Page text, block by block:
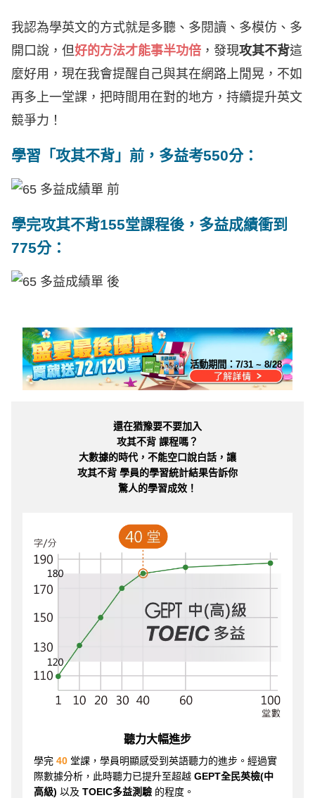
我認為學英文的方式就是多聽、多閱讀、多模仿、多
開口說，但好的方法才能事半功倍 ，發現攻其不背這
麼好用，現在我會提醒自己與其在網路上閒晃，不如
再多上一堂課，把時間用在對的地方，持續提升英文
競爭力！
學習「攻其不背」前，多益考550分：
學完攻其不背155堂課程後，多益成績衝到
775分：
活動期間：7/31 ~ 8/28
還在猶豫要不要加入
攻其不背 課程嗎？
大數據的時代，不能空口說白話，讓
攻其不背 學員的學習統計結果告訴你
驚人的學習成效！
聽力大幅進步
學完 40 堂課，學員明顯感受到英語聽力的進步。經過實
際數據分析，此時聽力已提升至超越 GEPT全民英檢(中
高級) 以及 TOEIC多益測驗 的程度。